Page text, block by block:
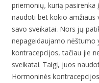
priemonių, kurią pasirenka
naudoti bet kokio amžiaus
savo sveikatai. Nors jų
nepageidaujamo nėštumo
kontracepcijos, tačiau jie
sveikatai. Taigi, juos
Hormoninės